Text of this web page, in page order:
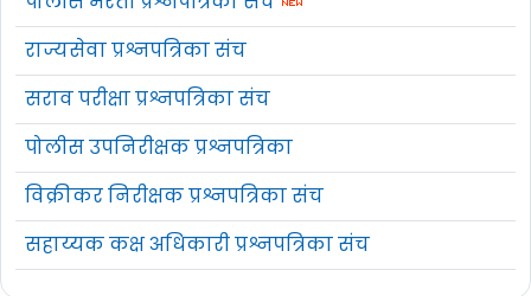
राज्यसेवा प्रश्नपत्रिका संच
सराव परीक्षा प्रश्नपत्रिका संच
पोलीस उपनिरीक्षक प्रश्नपत्रिका
विक्रीकर निरीक्षक प्रश्नपत्रिका संच
सहाय्यक कक्ष अधिकारी प्रश्नपत्रिका संच